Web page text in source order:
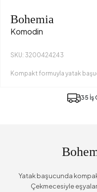
Bohemia
Komodin
SKU: 3200424243
Kompakt formuyla yatak
35 İş
Yatak başucunda
Çekmecesiyle